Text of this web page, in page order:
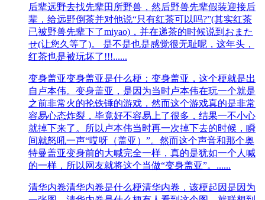
后辈远野去找先辈田所野兽，然后野兽先辈假装迎接后
辈，给远野倒茶并对他说“只有红茶可以吗?”(其实红茶
已被野兽先辈下了miyao)，并在递茶的时候说到おまた
せ(让您久等了)。 是不是也是感觉很无耻呢，这年头，
红茶也是被玩坏了!!!......
变身盖亚变身盖亚是什么梗：变身盖亚，这个梗就是出
自卢本伟。变身盖亚，是因为当时卢本伟在玩一个就是
之前非常火的抡铁锤的游戏，然而这个游戏真的是非常
容易心态炸裂，毕竟好不容易上了很多，结果一不小心
就掉下来了。所以卢本伟当时再一次掉下去的时候，瞬
间就怒吼一声“哎呀（盖亚）”。然而这个声音和那个奥
特曼盖亚变身前的大喊完全一样，真的是犹如一个人喊
的一样，所以网友就将这个当做“变身盖亚”。......
清华内卷清华内卷是什么梗清华内卷，该梗起因是因为